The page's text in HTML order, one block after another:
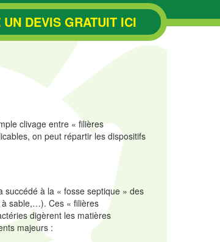
DEVIS GRATUIT ICI
clivage entre « filières
on peut répartir les dispositifs
succédé à la « fosse septique » des
à sable,…). Ces « filières
digèrent les matières
majeurs :